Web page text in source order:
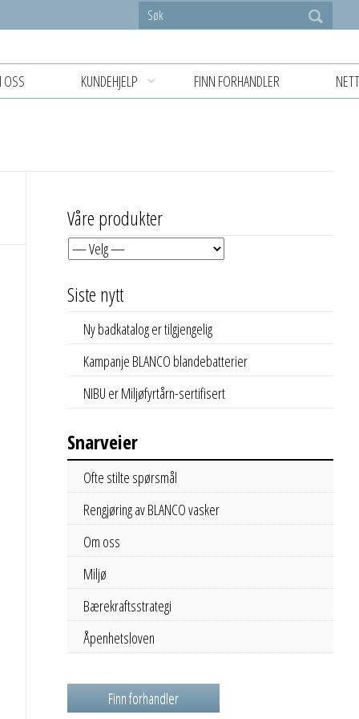
KUNDEHJELP FINN FORHANDLER
Våre produkter
Siste nytt
Ny badkatalog er tilgjengelig
Kampanje BLANCO blandebatterier
NIBU er Miljøfyrtårn-sertifisert
Snarveier
Ofte stilte spørsmål
Rengjøring av BLANCO vasker
Om oss
Miljø
Bærekraftsstrategi
Åpenhetsloven
Finn forhandler